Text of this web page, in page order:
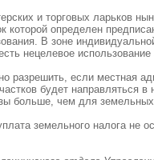
и торговых ларьков
которой определен
В зоне
нецелевое
разрешить, если местная
будет направляться
больше, чем для
земельного налога не